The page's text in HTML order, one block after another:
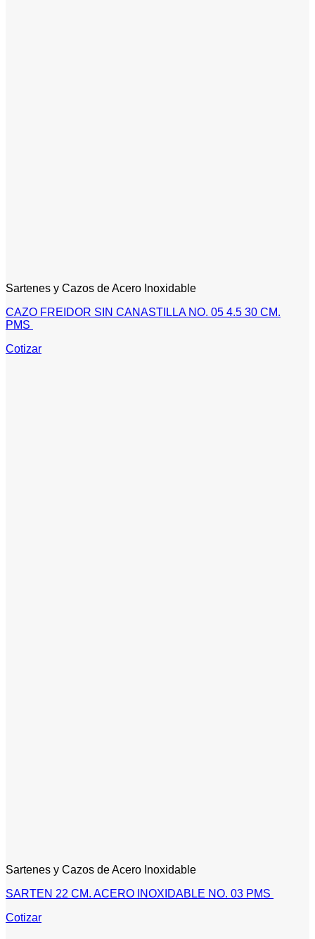
Sartenes y Cazos de Acero Inoxidable
CAZO FREIDOR SIN CANASTILLA NO. 05 4.5 30 CM.
PMS
Cotizar
Sartenes y Cazos de Acero Inoxidable
SARTEN 22 CM. ACERO INOXIDABLE NO. 03 PMS
Cotizar